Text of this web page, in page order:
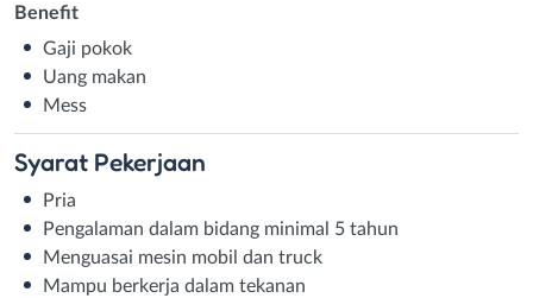
Benefit
Gaji pokok
Uang makan
Mess
Syarat Pekerjaan
Pria
Pengalaman dalam bidang minimal 5 tahun
Menguasai mesin mobil dan truck
Mampu berkerja dalam tekanan